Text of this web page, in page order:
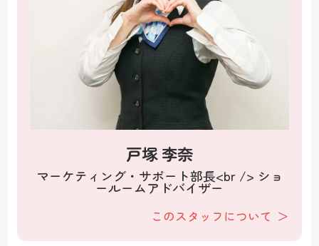
戸塚 李奈
マーケティング・サポート部長<br /> ショ
ールームアドバイザー
このスタッフについて